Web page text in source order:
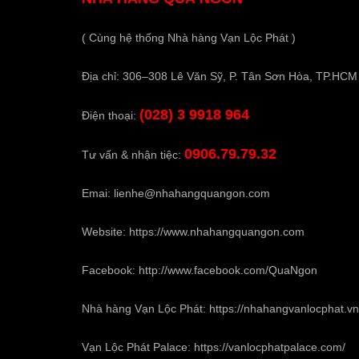
( Cùng hệ thống Nhà hàng Vạn Lộc Phát )
Địa chỉ: 306–308 Lê Văn Sỹ, P. Tân Sơn Hòa, TP.HCM
Điện thoại: (028) 3 9918 964
Tư vấn & nhận tiệc: 0906.79.79.32
Emai: lienhe@nhahangquangon.com
Website: https://www.nhahangquangon.com
Facebook: http://www.facebook.com/QuaNgon
Nhà hàng Vạn Lộc Phát: https://
Vạn Lộc Phát Palace: https://vanlocphatpalace.com/